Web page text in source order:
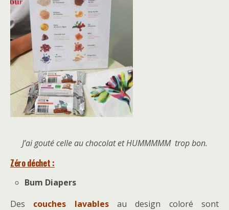
J’ai gouté celle au chocolat et HUMMMMM trop bon.
Zéro déchet :
Bum Diapers
Des couches lavables
au design coloré sont